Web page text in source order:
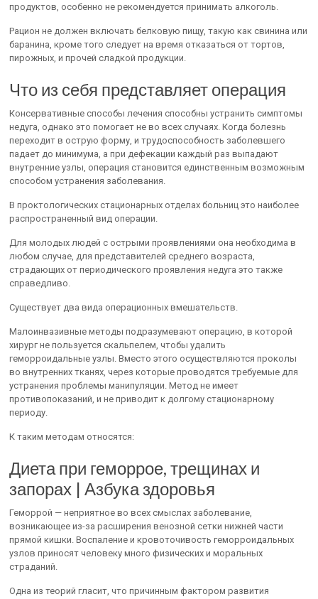
продуктов, особенно не рекомендуется принимать алкоголь.
Рацион не должен включать белковую пищу, такую как свинина или
баранина, кроме того следует на время отказаться от тортов,
пирожных, и прочей сладкой продукции.
Что из себя представляет операция
Консервативные способы лечения способны устранить симптомы
недуга, однако это помогает не во всех случаях. Когда болезнь
переходит в острую форму, и трудоспособность заболевшего
падает до минимума, а при дефекации каждый раз выпадают
внутренние узлы, операция становится единственным возможным
способом устранения заболевания.
В проктологических стационарных отделах больниц это наиболее
распространенный вид операции.
Для молодых людей с острыми проявлениями она необходима в
любом случае, для представителей среднего возраста,
страдающих от периодического проявления недуга это также
справедливо.
Существует два вида операционных вмешательств.
Малоинвазивные методы подразумевают операцию, в которой
хирург не пользуется скальпелем, чтобы удалить
геморроидальные узлы. Вместо этого осуществляются проколы
во внутренних тканях, через которые проводятся требуемые для
устранения проблемы манипуляции. Метод не имеет
противопоказаний, и не приводит к долгому стационарному
периоду.
К таким методам относятся:
Диета при геморрое, трещинах и
запорах | Азбука здоровья
Геморрой — неприятное во всех смыслах заболевание,
возникающее из-за расширения венозной сетки нижней части
прямой кишки. Воспаление и кровоточивость геморроидальных
узлов приносят человеку много физических и моральных
страданий.
Одна из теорий гласит, что причинным фактором развития